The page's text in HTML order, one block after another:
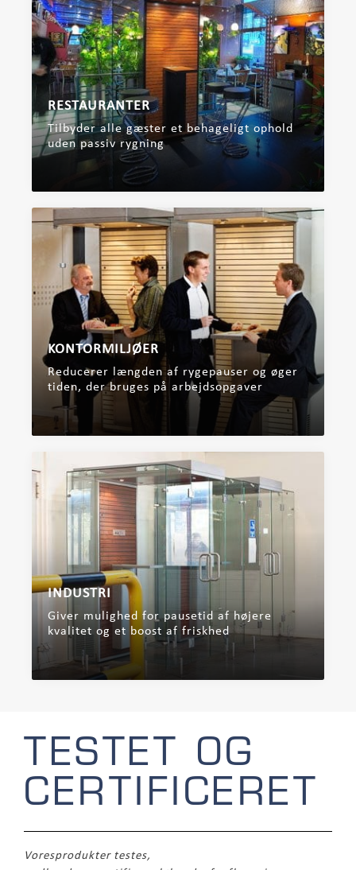
RESTAURANTER
Tilbyder alle gæster et behageligt ophold
uden passiv rygning
KONTORMILJØER
Reducerer længden af ​​rygepauser og øger
tiden, der bruges på arbejdsopgaver
INDUSTRI
Giver mulighed for pausetid af højere
kvalitet og et boost af friskhed
TESTET OG
CERTIFICERET
Voresprodukter testes,